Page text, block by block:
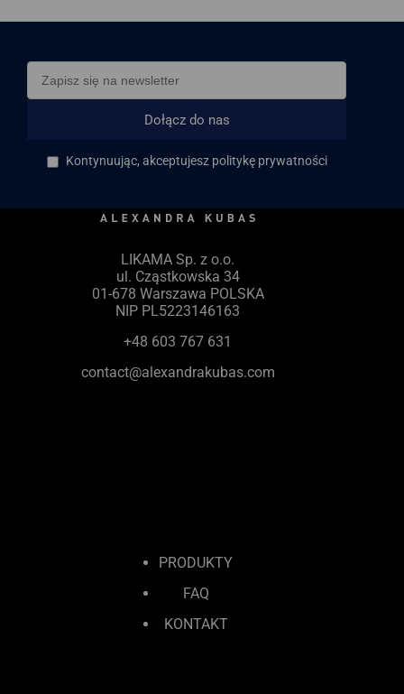
Dołącz do nas
Kontynuując, akceptujesz politykę prywatności
LIKAMA Sp. z o.o.
ul. Cząstkowska 34
01-678 Warszawa POLSKA
NIP PL5223146163
+48 603 767 631
contact@alexandrakubas.com
PRODUKTY
FAQ
KONTAKT